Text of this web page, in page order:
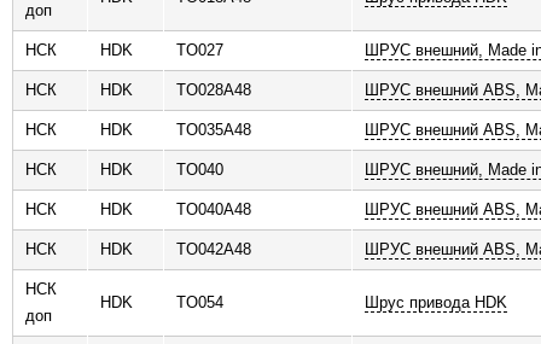
доп
НСК HDK TO027 ШРУС внешний, Made
НСК HDK TO028A48 ШРУС внешний ABS,
НСК HDK TO035A48 ШРУС внешний ABS,
НСК HDK TO040 ШРУС внешний, Made
НСК HDK TO040A48 ШРУС внешний ABS,
НСК HDK TO042A48 ШРУС внешний ABS,
НСК
доп
HDK TO054 Шрус привода HDK